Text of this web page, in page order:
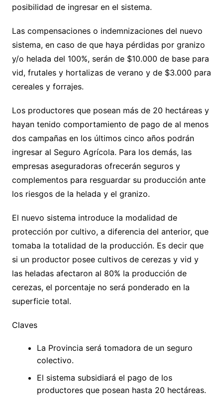
posibilidad de ingresar en el sistema.
Las compensaciones o indemnizaciones del nuevo
sistema, en caso de que haya pérdidas por granizo
y/o helada del 100%, serán de $10.000 de base para
vid, frutales y hortalizas de verano y de $3.000 para
cereales y forrajes.
Los productores que posean más de 20 hectáreas y
hayan tenido comportamiento de pago de al menos
dos campañas en los últimos cinco años podrán
ingresar al Seguro Agrícola. Para los demás, las
empresas aseguradoras ofrecerán seguros y
complementos para resguardar su producción ante
los riesgos de la helada y el granizo.
El nuevo sistema introduce la modalidad de
protección por cultivo, a diferencia del anterior, que
tomaba la totalidad de la producción. Es decir que
si un productor posee cultivos de cerezas y vid y
las heladas afectaron al 80% la producción de
cerezas, el porcentaje no será ponderado en la
superficie total.
Claves
La Provincia será tomadora de un seguro
colectivo.
El sistema subsidiará el pago de los
productores que posean hasta 20 hectáreas.